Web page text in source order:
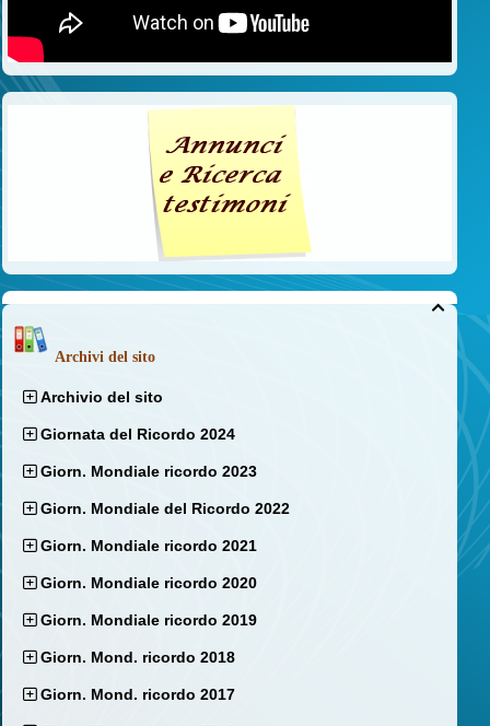

Archivi del sito
Archivio del sito
Giornata del Ricordo 2024
Giorn. Mondiale ricordo 2023
Giorn. Mondiale del Ricordo 2022
Giorn. Mondiale ricordo 2021
Giorn. Mondiale ricordo 2020
Giorn. Mondiale ricordo 2019
Giorn. Mond. ricordo 2018
Giorn. Mond. ricordo 2017